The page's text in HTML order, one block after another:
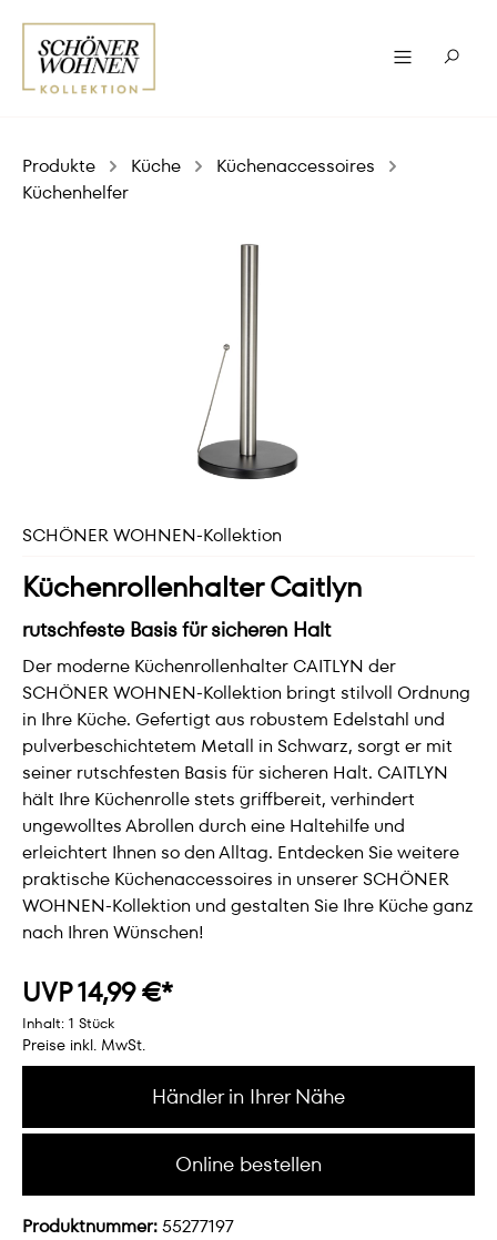
Produkte Küche
Küchenaccessoires
Küchenhelfer
SCHÖNER WOHNEN-Kollektion
Küchenrollenhalter Caitlyn
rutschfeste Basis für sicheren Halt
Der moderne Küchenrollenhalter CAITLYN der
SCHÖNER WOHNEN-Kollektion bringt stilvoll Ordnung
in Ihre Küche. Gefertigt aus robustem Edelstahl und
pulverbeschichtetem Metall in Schwarz, sorgt er mit
seiner rutschfesten Basis für sicheren Halt. CAITLYN
hält Ihre Küchenrolle stets griffbereit, verhindert
ungewolltes Abrollen durch eine Haltehilfe und
erleichtert Ihnen so den Alltag. Entdecken Sie weitere
praktische Küchenaccessoires in unserer SCHÖNER
WOHNEN-Kollektion und gestalten Sie Ihre Küche ganz
nach Ihren Wünschen!
UVP 14,99 €*
Inhalt: 1 Stück
Preise inkl. MwSt.
Händler in Ihrer Nähe
Online bestellen
Produktnummer:55277197